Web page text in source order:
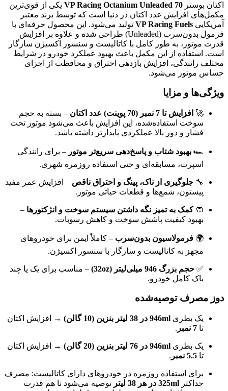
اکتان بوستر VP Racing Octanium Unleaded 70 یکی از قوی‌ترین
مکمل‌های افزایش عدد اکتان در دنیا است که توسط برند معتبر
آمریکایی VP Racing Fuels تولید می‌شود. این محصول حرفه‌ای با
فرمول بدون‌سرب (Unleaded) طراحی شده و علاوه بر افزایش
قدرت موتور، به طور کامل با کاتالیست و سنسور اکسیژن سازگار
است. استفاده از این مکمل باعث بهبود عملکرد خودرو در شرایط
مختلف رانندگی، افزایش بازدهی احتراق و محافظت از اجزای
حساس موتور می‌شود.
ویژگی‌ها و مزایا
🚀 افزایش تا 7 نمبر (70 پوینت) عدد اکتان
– بسته به حجم
سوخت استفاده‌شده، این افزایش باعث می‌شود موتور تحت
فشار و دور بالا عملکردی پایدارتر داشته باشد.
🏎️ بهبود شتاب و پاسخ‌دهی سریع‌تر موتور – برای رانندگی
اسپرت، مسابقه‌ای و حتی استفاده روزمره شهری.
🔧 جلوگیری از ناک، پینگ و احتراق ناقص – افزایش عمر مفید
پیستون، شمع‌ها و قطعات حیاتی موتور.
🧼کمک به تمیز نگه داشتن سیستم سوخت و انژکتورها –
بهبود کیفیت پاشش سوخت و کاهش رسوبات.
🌍 فرمولاسیون بدون‌سرب – کاملاً ایمن برای خودروهای
مجهز به کاتالیست و سازگار با سنسور اکسیژن.
✅ حجم بزرگ 946 میلی‌لیتر (32oz)
– مناسب برای یک یا چند
باک کامل خودرو.
دوز مصرف توصیه‌شده
یک بطری 946ml در 38 لیتر بنزین (10 گالن)
→ افزایش اکتان
تا 7 نمبر .
یک بطری 946ml در 76 لیتر بنزین (20 گالن)
→ افزایش اکتان
تا 5.5 نمبر .
برای استفاده روزمره در خودروهای دارای کاتالیست: مصرف
حداکثر 325ml در هر 38 لیتر
توصیه می‌شود تا هم قدرت